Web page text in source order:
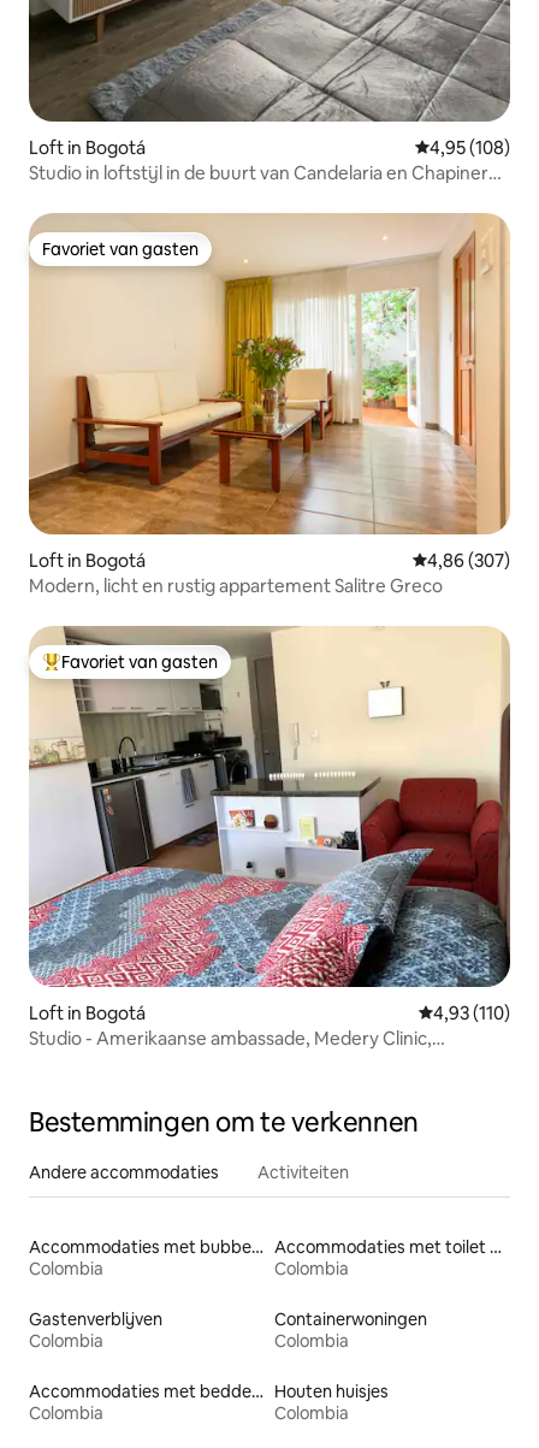
Loft in Bogotá Gemiddelde
4,95 (108)
Studio in loftstijl in de buurt van Candelaria en Chapinero
Favoriet van gasten
Favoriet van gasten
Loft in Bogotá Gemiddelde
4,86 (307)
Modern, licht en rustig appartement Salitre Greco
Topfavoriet van gasten
Favoriet van gasten
Loft in Bogotá Gemiddelde
4,93 (110)
Studio - Amerikaanse ambassade, Medery Clinic,
Bestemmingen om te verkennen
Andere accommodaties Activiteiten
Accommodaties met bubbelbad
Colombia
Accommodaties met toilet op toegankelijke hoogte
Colombia
Gastenverblijven
Colombia
Containerwoningen
Colombia
Accommodaties met bedden op toegankelijke hoogte
Colombia
Houten huisjes
Colombia